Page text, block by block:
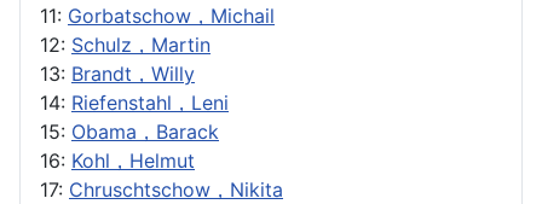
11: Gorbatschow，Michail
12: Schulz，Martin
13: Brandt，Willy
14: Riefenstahl，Leni
15: Obama，Barack
16: Kohl，Helmut
17: Chruschtschow，Nikita